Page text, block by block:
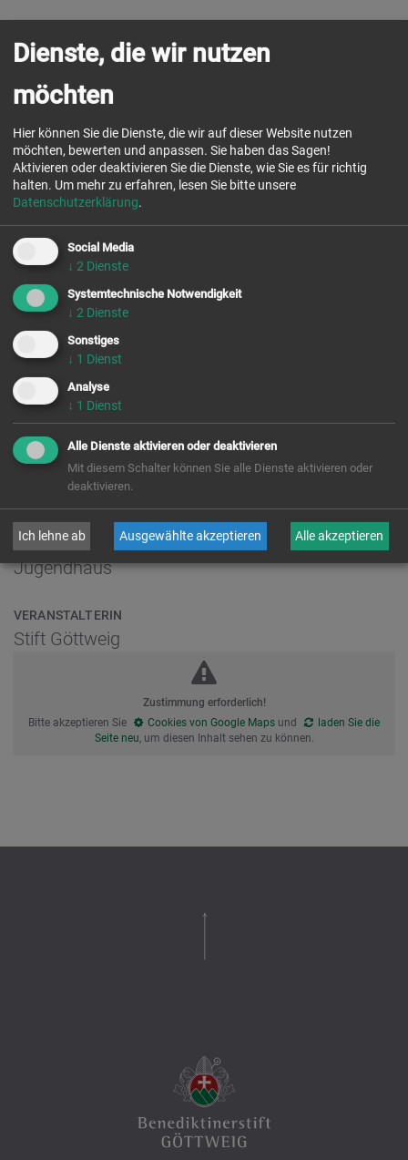
Mo., 03. August 2026,08:00 Uhr
Fr., 07. August 2026,
ORT
Jugendhaus
VERANSTALTERIN
Stift Göttweig
Zustimmung erforderlich!
Bitte akzeptieren Sie
Cookies von Google Maps und
laden Sie die
Seite neu, um diesen Inhalt sehen zu können.
Dienste, die wir nutzen
möchten
Hier können Sie die Dienste, die wir auf dieser Website nutzen
möchten, bewerten und anpassen. Sie haben das Sagen!
Aktivieren oder deaktivieren Sie die Dienste, wie Sie es für richtig
halten. Um mehr zu erfahren, lesen Sie bitte unsere
Datenschutzerklärung.
Social Media
↓ 2 Dienste
Systemtechnische Notwendigkeit
↓ 2 Dienste
Sonstiges
↓ 1 Dienst
Analyse
↓ 1 Dienst
Alle Dienste aktivieren oder deaktivieren
Mit diesem Schalter können Sie alle Dienste aktivieren oder
deaktivieren.
Ich lehne ab Ausgewählte akzeptieren Alle akzeptieren